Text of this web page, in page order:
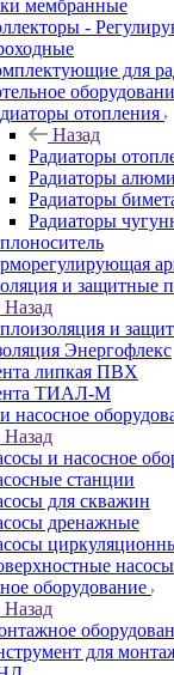
мембранные
-
для
отопления
Назад
Радиаторы
Радиаторы
Радиаторы
Радиаторы
и защитные
Назад
и
Энергофлекс
липкая ПВХ
ТИАЛ-М
насосное
Назад
и насосное
станции
для скважин
дренажные
насосы
оборудование
Назад
для